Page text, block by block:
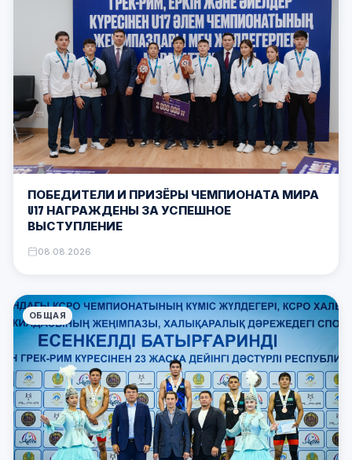
ПОБЕДИТЕЛИ И ПРИЗЁРЫ ЧЕМПИОНАТА МИРА
U17 НАГРАЖДЕНЫ ЗА УСПЕШНОЕ
ВЫСТУПЛЕНИЕ
08.08.2026
ОБЩАЯ